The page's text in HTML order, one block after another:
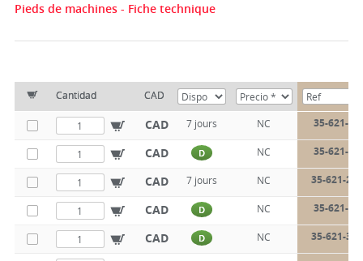
Pieds de machines - Fiche technique
Cantidad CAD
CAD 7 jours NC 35-621-
CAD D NC 35-621-
CAD 7 jours NC 35-621-25-
CAD D NC 35-621-
CAD D NC 35-621-30-